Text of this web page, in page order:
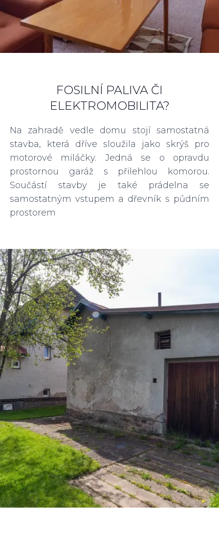
FOSILNÍ PALIVA ČI
ELEKTROMOBILITA?
Na zahradě vedle domu stojí samostatná
stavba, která dříve sloužila jako skrýš pro
motorové miláčky. Jedná se o opravdu
prostornou garáž s přilehlou komorou.
Součástí stavby je také prádelna se
samostatným vstupem a dřevník s půdním
prostorem